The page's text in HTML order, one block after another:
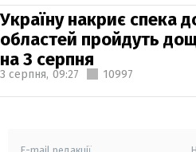
Україну накриє спека
областей пройдуть
на 3 серпня
3 серпня, 09:27 10997
E-mail редакції